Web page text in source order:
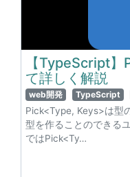
【TypeScript
て詳しく解説
web開発 TypeScript
Pick<Type, Keys>は型
型を作ることのできる
ではPick<Ty…